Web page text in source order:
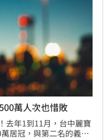
萬人次也惜敗
去年1到11月，台中麗寶
居冠，與第二名的義大